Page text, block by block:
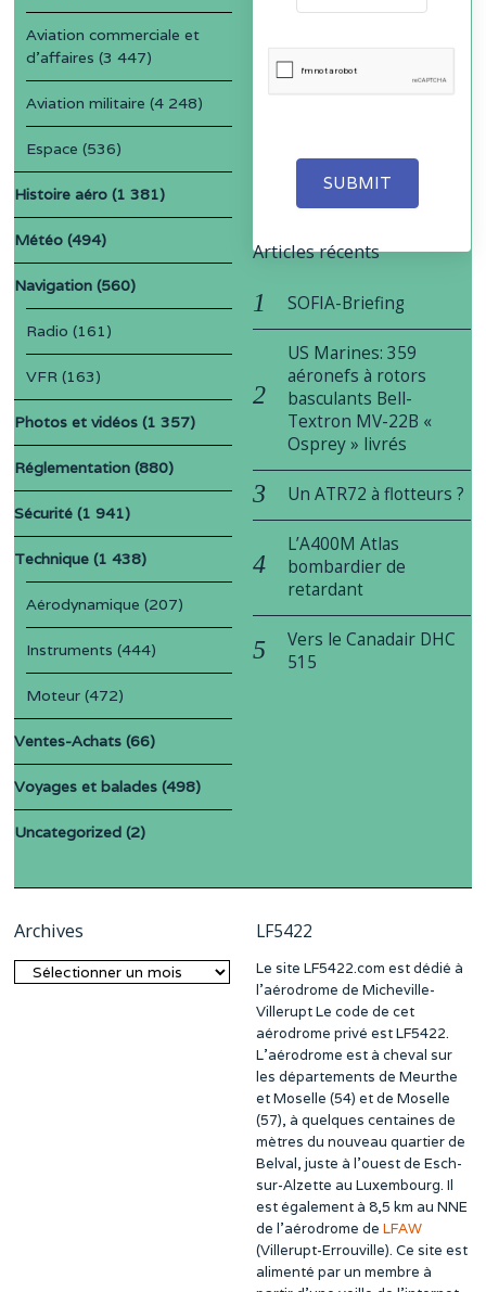
SUBMIT
Aviation commerciale et
d'affaires (3 447)
Aviation militaire (4 248)
Espace (536)
Histoire aéro (1 381)
Météo (494)
Navigation (560)
Radio (161)
VFR (163)
Photos et vidéos (1 357)
Réglementation (880)
Sécurité (1 941)
Technique (1 438)
Aérodynamique (207)
Instruments (444)
Moteur (472)
Ventes-Achats (66)
Voyages et balades (498)
Uncategorized (2)
Articles récents
SOFIA-Briefing
US Marines: 359
aéronefs à rotors
basculants Bell-
Textron MV-22B «
Osprey » livrés
Un ATR72 à flotteurs ?
L’A400M Atlas
bombardier de
retardant
Vers le Canadair DHC
515
Archives
Archives
LF5422
Le site LF5422.com est dédié à
l’aérodrome de Micheville-
Villerupt Le code de cet
aérodrome privé est LF5422.
L’aérodrome est à cheval sur
les départements de Meurthe
et Moselle (54) et de Moselle
(57), à quelques centaines de
mètres du nouveau quartier de
Belval, juste à l’ouest de Esch-
sur-Alzette au Luxembourg. Il
est également à 8,5 km au NNE
de l’aérodrome de LFAW
(Villerupt-Errouville). Ce site est
alimenté par un membre à